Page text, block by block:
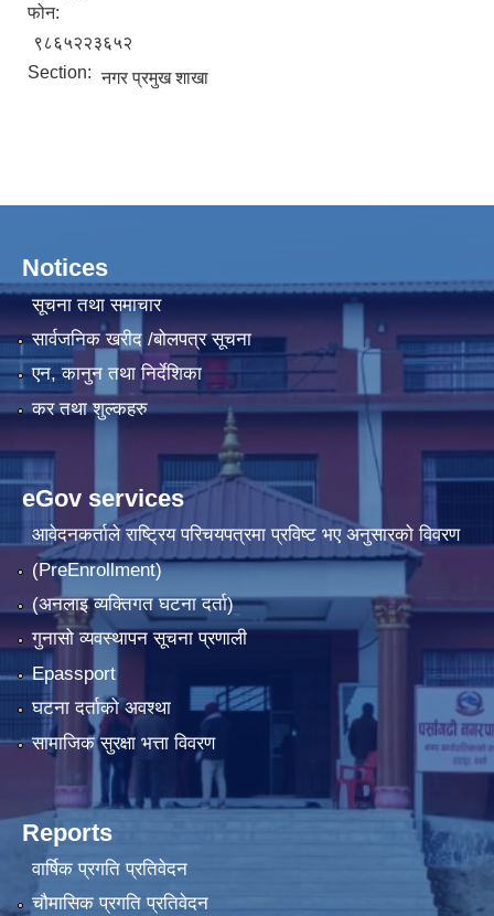
फोन:
९८६५२२३६५२
Section: नगर प्रमुख शाखा
Notices
सूचना तथा समाचार
सार्वजनिक खरीद /बोलपत्र सूचना
एन, कानुन तथा निर्देशिका
कर तथा शुल्कहरु
eGov services
आवेदनकर्ताले राष्‍ट्रिय परिचयपत्रमा प्रविष्ट भए अनुसारको विवरण
(PreEnrollment)
(अनलाइ व्यक्तिगत घटना दर्ता)
गुनासो व्यवस्थापन सूचना प्रणाली
Epassport
घटना दर्ताको अवश्था
सामाजिक सुरक्षा भत्ता विवरण
Reports
वार्षिक प्रगति प्रतिवेदन
चौमासिक प्रगति प्रतिवेदन